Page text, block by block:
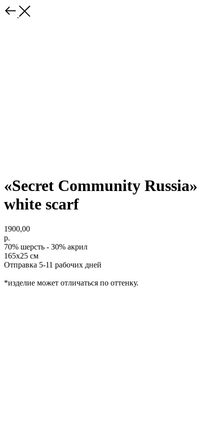
«Secret Community Russia»
white scarf
1900,00
р.
70% шерсть - 30% акрил
165х25 см
Отправка 5-11 рабочих дней
*изделие может отличаться по оттенку.